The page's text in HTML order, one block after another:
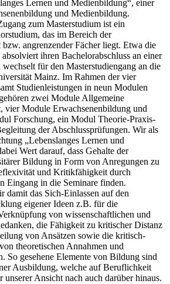
Lernen und Medienbildung“, einer
und Medienbildung.
zum Masterstudium ist ein
das im Bereich der
angrenzender Fächer liegt. Etwa die
ihren Bachelorabschluss an einer
für den Masterstudiengang an die
Mainz. Im Rahmen der vier
Studienleistungen in neun Modulen
zwei Module Allgemeine
vier Module Erwachsenenbildung und
Forschung, ein Modul Theorie-Praxis-
der Abschlussprüfungen. Wir als
„Lebenslanges Lernen und
Wert darauf, dass Gehalte der
Bildung in Form von Anregungen zu
und Kritikfähigkeit durch
Eingang in die Seminare finden.
damit das Sich-Einlassen auf den
eigener Ideen z.B. für die
von wissenschaftlichen und
die Fähigkeit zu kritischer Distanz
von Ansätzen sowie die kritisch-
theoretischen Annahmen und
So gesehene Elemente von Bildung sind
Ausbildung, welche auf Beruflichkeit
unserer Ansicht nach auch darüber hinaus.